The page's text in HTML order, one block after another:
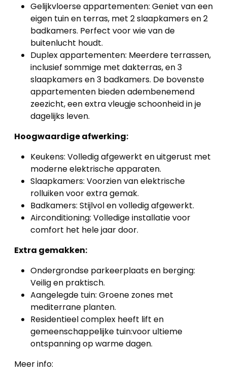
Gelijkvloerse appartementen: Geniet van een
eigen tuin en terras, met 2 slaapkamers en 2
badkamers. Perfect voor wie van de
buitenlucht houdt.
Duplex appartementen: Meerdere terrassen,
inclusief sommige met dakterras, en 3
slaapkamers en 3 badkamers. De bovenste
appartementen bieden adembenemend
zeezicht, een extra vleugje schoonheid in je
dagelijks leven.
Hoogwaardige afwerking:
Keukens: Volledig afgewerkt en uitgerust met
moderne elektrische apparaten.
Slaapkamers: Voorzien van elektrische
rolluiken voor extra gemak.
Badkamers: Stijlvol en volledig afgewerkt.
Airconditioning: Volledige installatie voor
comfort het hele jaar door.
Extra gemakken:
Ondergrondse parkeerplaats en berging:
Veilig en praktisch.
Aangelegde tuin: Groene zones met
mediterrane planten.
Residentieel complex heeft lift en
gemeenschappelijke tuin:voor ultieme
ontspanning op warme dagen.
Meer info: